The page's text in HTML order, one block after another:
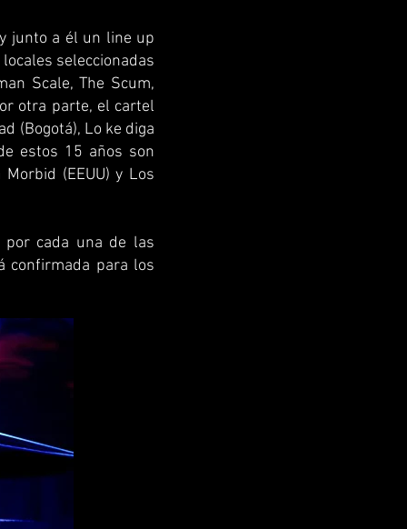
junto a él un line up
seleccionadas
Scale, The Scum,
otra parte, el cartel
(Bogotá), Lo ke diga
estos 15 años son
(EEUU) y Los
por cada una de las
confirmada para los